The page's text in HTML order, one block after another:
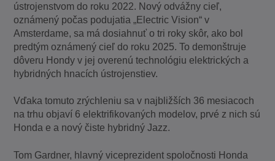
ústrojenstvom do roku 2022. Nový odvážny cieľ,
oznámený počas podujatia „Electric Vision“ v
Amsterdame, sa má dosiahnuť o tri roky skôr, ako bol
predtým oznámený cieľ do roku 2025. To demonštruje
dôveru Hondy v jej overenú technológiu elektrických a
hybridných hnacích ústrojenstiev.
Vďaka tomuto zrýchleniu sa v najbližších 36 mesiacoch
na trhu objaví 6 elektrifikovaných modelov, prvé z nich sú
Honda e a nový čiste hybridný Jazz.
Tom Gardner, hlavný viceprezident spoločnosti Honda